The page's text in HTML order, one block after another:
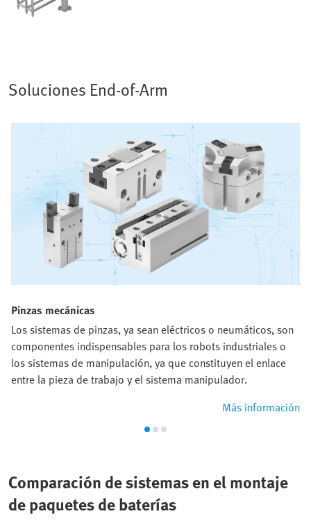
Soluciones End-of-Arm
Pinzas mecánicas​
Los sistemas de pinzas, ya sean eléctricos o neumáticos, son
componentes indispensables para los robots industriales o
los sistemas de manipulación, ya que constituyen el enlace
entre la pieza de trabajo y el sistema manipulador.
Más información
Comparación de sistemas en el montaje
de paquetes de baterías